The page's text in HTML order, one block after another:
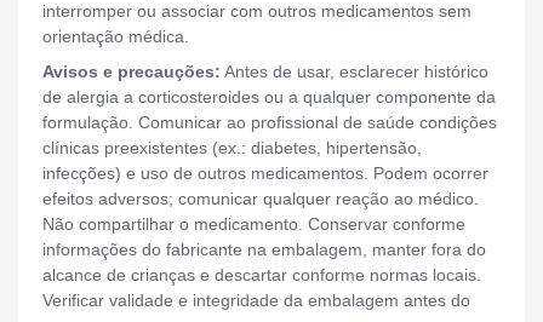
interromper ou associar com outros medicamentos sem
orientação médica.
Avisos e precauções: Antes de usar, esclarecer histórico
de alergia a corticosteroides ou a qualquer componente da
formulação. Comunicar ao profissional de saúde condições
clínicas preexistentes (ex.: diabetes, hipertensão,
infecções) e uso de outros medicamentos. Podem ocorrer
efeitos adversos; comunicar qualquer reação ao médico.
Não compartilhar o medicamento. Conservar conforme
informações do fabricante na embalagem, manter fora do
alcance de crianças e descartar conforme normas locais.
Verificar validade e integridade da embalagem antes do